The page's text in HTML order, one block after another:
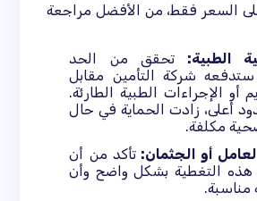
على السعر فقط، من الأفضل مراجعة
الطبية: تحقق من الحد
شركة التأمين مقابل
أو الإجراءات الطبية الطارئة.
أعلى، زادت الحماية في حال
مكلفة.
أو الجثمان:تأكد من أن
هذه التغطية بشكل واضح وأن
مناسبة.